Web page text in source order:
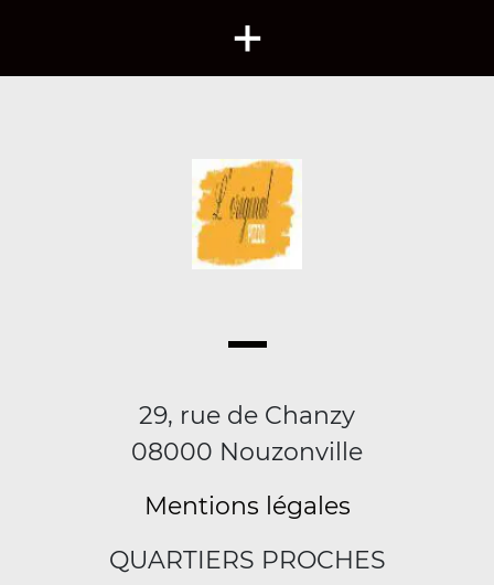
+
29, rue de Chanzy
08000 Nouzonville
Mentions légales
QUARTIERS PROCHES